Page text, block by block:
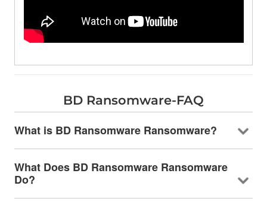
BD Ransomware-FAQ
What is BD Ransomware Ransomware?
What Does BD Ransomware Ransomware
Do?